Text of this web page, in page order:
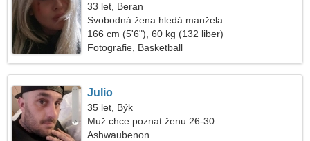
33 let, Beran
Svobodná žena hledá manžela
166 cm (5'6"), 60 kg (132 liber)
Fotografie, Basketball
Julio
35 let, Býk
Muž chce poznat ženu 26-30
Ashwaubenon